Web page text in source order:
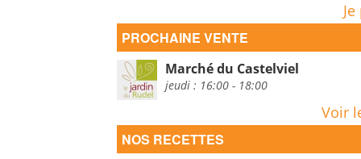
PROCHAINE VENTE
Marché du Castelviel
jeudi : 16:00 - 18:00
Voir
NOS RECETTES